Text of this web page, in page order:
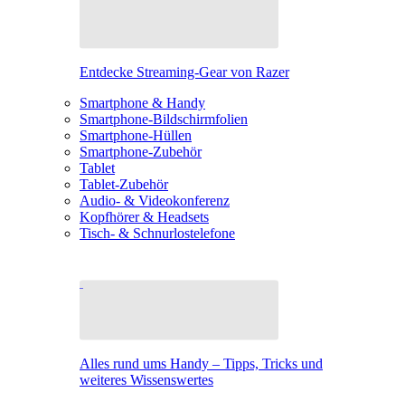
Entdecke Streaming-Gear von Razer
Smartphone & Handy
Smartphone-Bildschirmfolien
Smartphone-Hüllen
Smartphone-Zubehör
Tablet
Tablet-Zubehör
Audio- & Videokonferenz
Kopfhörer & Headsets
Tisch- & Schnurlostelefone
Alles rund ums Handy – Tipps, Tricks und
weiteres Wissenswertes